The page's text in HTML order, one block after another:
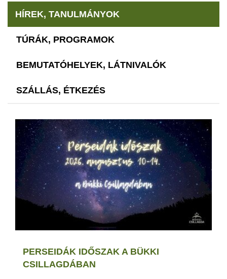
HÍREK, TANULMÁNYOK
TÚRÁK, PROGRAMOK
BEMUTATÓHELYEK, LÁTNIVALÓK
SZÁLLÁS, ÉTKEZÉS
PERSEIDÁK IDŐSZAK A BÜKKI
CSILLAGDÁBAN